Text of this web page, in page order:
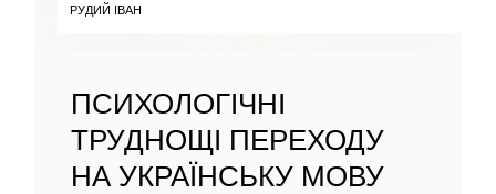
РУДИЙ ІВАН
ПСИХОЛОГІЧНІ
ТРУДНОЩІ ПЕРЕХОДУ
НА УКРАЇНСЬКУ МОВУ